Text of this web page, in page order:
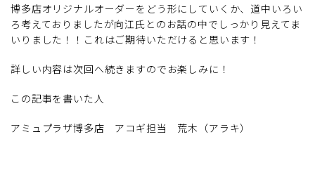
博多店オリジナルオーダーをどう形にしていくか、道中いろい
ろ考えておりましたが向江氏とのお話の中でしっかり見えてま
いりました！！これはご期待いただけると思います！
詳しい内容は次回へ続きますのでお楽しみに！
この記事を書いた人
アミュプラザ博多店 アコギ担当 荒木（アラキ）